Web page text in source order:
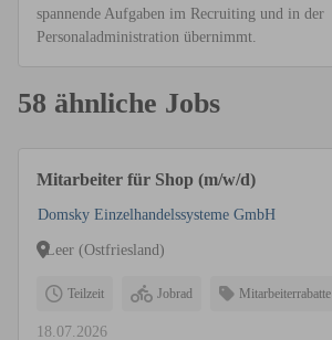
spannende Aufgaben im Recruiting und in der
Personaladministration übernimmt.
58 ähnliche Jobs
Mitarbeiter für Shop (m/w/d)
Domsky Einzelhandelssysteme GmbH
Leer (Ostfriesland)
Teilzeit Jobrad Mitarbeiterrabatte
18.07.2026